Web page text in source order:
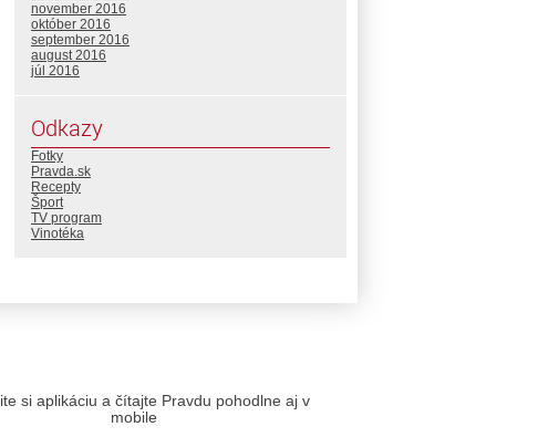
november 2016
október 2016
september 2016
august 2016
júl 2016
Odkazy
Fotky
Pravda.sk
Recepty
Šport
TV program
Vinotéka
si aplikáciu a čítajte Pravdu pohodlne aj v
mobile